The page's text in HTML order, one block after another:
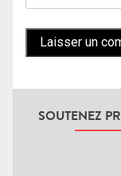
SOUTENEZ